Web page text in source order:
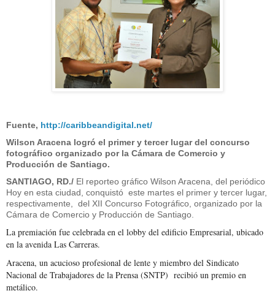
Fuente, http://caribbeandigital.net/
Wilson Aracena logró el primer y tercer lugar del concurso
fotográfico organizado por la Cámara de Comercio y
Producción de Santiago.
SANTIAGO, RD./ El reporteo gráfico Wilson Aracena, del periódico
Hoy en esta ciudad, conquistó este martes el primer y tercer lugar,
respectivamente, del XII Concurso Fotográfico, organizado por la
Cámara de Comercio y Producción de Santiago.
La premiación fue celebrada en el lobby del edificio Empresarial, ubicado
en la avenida Las Carreras.
Aracena, un acucioso profesional de lente y miembro del Sindicato
Nacional de Trabajadores de la Prensa (SNTP) recibió un premio en
metálico.